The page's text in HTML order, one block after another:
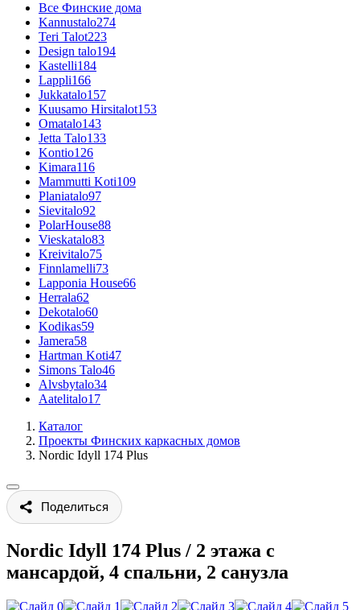
Все Финские дома
Kannustalo274
Teri Talot223
Design talo194
Kastelli184
Lappli166
Jukkatalo157
Kuusamo Hirsitalot153
Omatalo143
Jetta Talo133
Kontio126
Kimara116
Mammutti Koti109
Planiatalo97
Sievitalo92
PolarHouse88
Vieskatalo83
Kreivitalo75
Finnlamelli73
Lapponia House66
Herrala62
Dekotalo60
Kodikas59
Jamera58
Hartman Koti47
Simons Talo46
Alvsbytalo34
Aatelitalo17
Каталог
Проекты Финских каркасных домов
Nordic Idyll 174 Plus
Поделиться
Nordic Idyll 174 Plus / 2 этажа с
мансардой, 4 спальни, 2 санузла